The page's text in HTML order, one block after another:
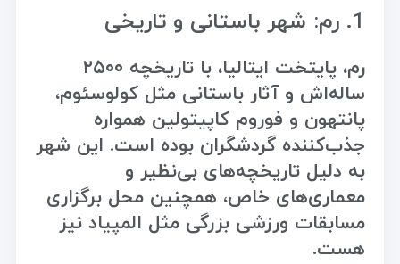
1. رم: شهر باستانی و تاریخی
رم، پایتخت ایتالیا، با تاریخچه ۲۵۰۰
ساله‌اش و آثار باستانی مثل کولوسئوم،
پانتهون و فوروم کاپیتولین همواره
جذب‌کننده گردشگران بوده است. این شهر
به دلیل تاریخچه‌های بی‌نظیر و
معماری‌های خاص، همچنین محل برگزاری
مسابقات ورزشی بزرگی مثل المپیاد نیز
هست.